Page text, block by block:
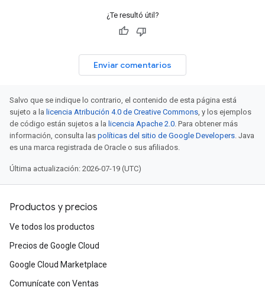
¿Te resultó útil?
Enviar comentarios
Salvo que se indique lo contrario, el contenido de esta página está
sujeto a la licencia Atribución 4.0 de Creative Commons, y los ejemplos
de código están sujetos a la licencia Apache 2.0. Para obtener más
información, consulta las políticas del sitio de Google Developers. Java
es una marca registrada de Oracle o sus afiliados.
Última actualización: 2026-07-19 (UTC)
Productos y precios
Ve todos los productos
Precios de Google Cloud
Google Cloud Marketplace
Comunícate con Ventas